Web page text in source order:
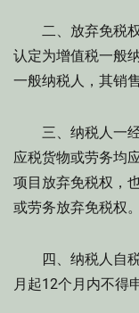
二、放弃免税权
认定为增值税一般
一般纳税人，其销
三、纳税人一经
应税货物或劳务均
项目放弃免税权，
或劳务放弃免税权。
四、纳税人自税
月起12个月内不得